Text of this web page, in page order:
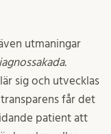
utmaningar
sig och utvecklas
får det
patient att